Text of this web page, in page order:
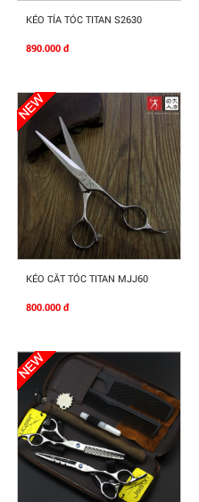
Mua Ngay
KÉO TỈA TÓC TITAN S2630
890.000 đ
Mua Ngay
KÉO CẮT TÓC TITAN MJJ60
800.000 đ